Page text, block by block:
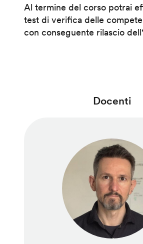
Al termine del corso potrai
test di verifica delle
con conseguente rilascio
Docenti